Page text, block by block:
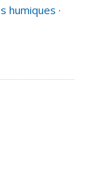
humiques ·